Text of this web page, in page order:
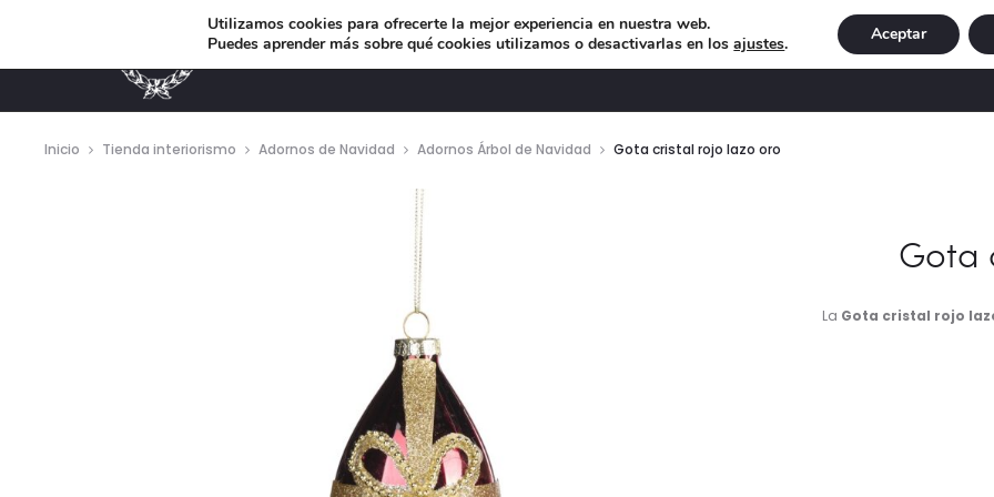
MUEBLES DE DISEÑO ILUMINACIÓN NAVIDAD
Inicio Tienda interiorismo Adornos de Navidad Adornos Árbol de Navidad Gota cristal rojo lazo oro
Gota
La Gota cristal rojo
Utilizamos cookies para ofrecerte la mejor experiencia en nuestra web.
Puedes aprender más sobre qué cookies utilizamos o desactivarlas en losajustes. Aceptar